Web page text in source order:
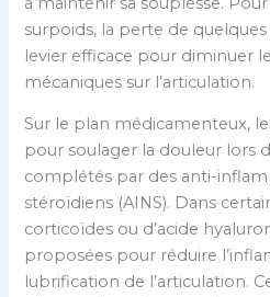
surpoids, la perte de
levier efficace pour diminuer
mécaniques sur l’articulation.
Sur le plan médicamenteux,
pour soulager la douleur lors
complétés par des anti-
stéroïdiens (AINS). Dans
corticoïdes ou d’acide
proposées pour réduire
lubrification de l’articulation.